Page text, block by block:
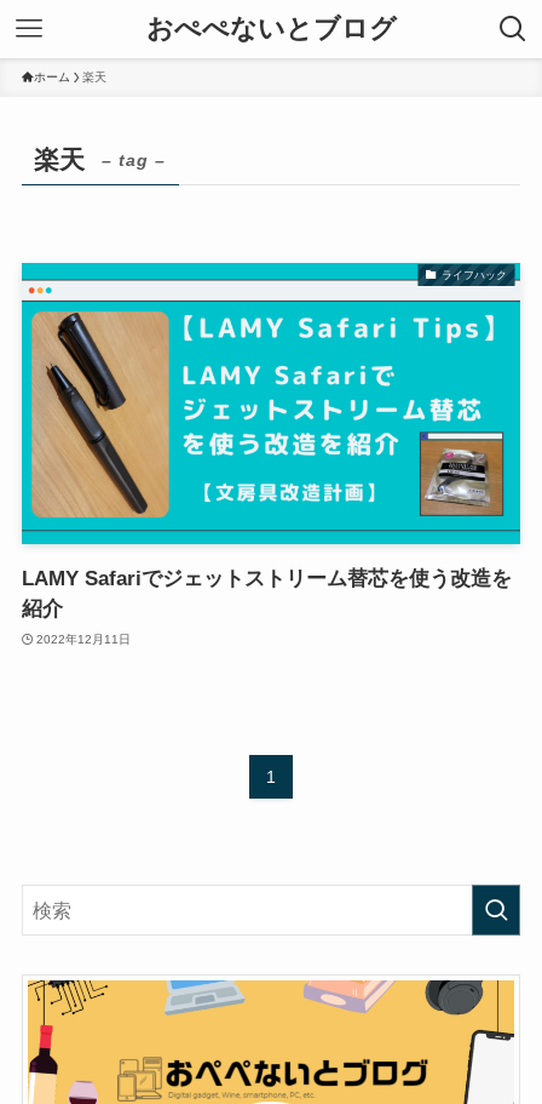
おぺぺないとブログ
ホーム 楽天
楽天 – tag –
ライフハック
LAMY Safariでジェットストリーム替芯を使う改造を
紹介
2022年12月11日
1